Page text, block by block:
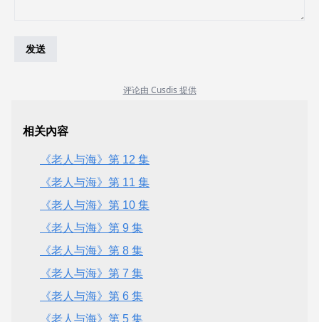
相关內容
《老人与海》第 12 集
《老人与海》第 11 集
《老人与海》第 10 集
《老人与海》第 9 集
《老人与海》第 8 集
《老人与海》第 7 集
《老人与海》第 6 集
《老人与海》第 5 集